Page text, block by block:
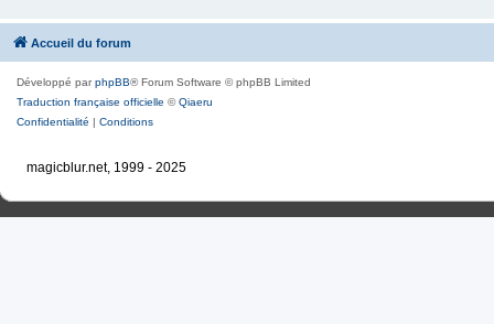
Accueil du forum
Développé parphpBB® Forum Software © phpBB Limited
Traduction française officielle ©Qiaeru
Confidentialité | Conditions
magicblur.net, 1999 - 2025